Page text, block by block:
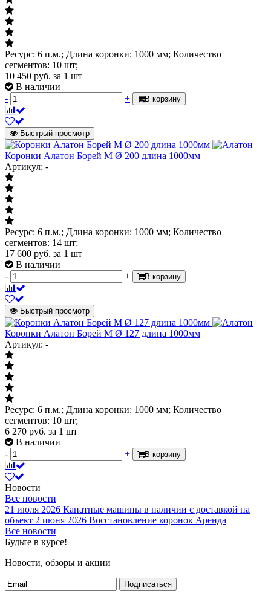
Ресурс: 6 п.м.; Длина коронки: 1000 мм; Количество
сегментов: 10 шт;
10 450 руб. за 1 шт
В наличии
-
+ В корзину
Быстрый просмотр
Коронки Алатон Борей М Ø 200 длина 1000мм
Артикул: -
Ресурс: 6 п.м.; Длина коронки: 1000 мм; Количество
сегментов: 14 шт;
17 600 руб. за 1 шт
В наличии
-
+ В корзину
Быстрый просмотр
Коронки Алатон Борей М Ø 127 длина 1000мм
Артикул: -
Ресурс: 6 п.м.; Длина коронки: 1000 мм; Количество
сегментов: 10 шт;
6 270 руб. за 1 шт
В наличии
-
+ В корзину
Новости
Все новости
21 июля 2026 Канатные машины в наличии с доставкой на
объект 2 июня 2026 Восстановление коронок Аренда
Все новости
Будьте в курсе!
Новости, обзоры и акции
Подписаться